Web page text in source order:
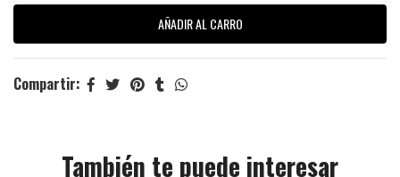
Compartir:
También te puede interesar